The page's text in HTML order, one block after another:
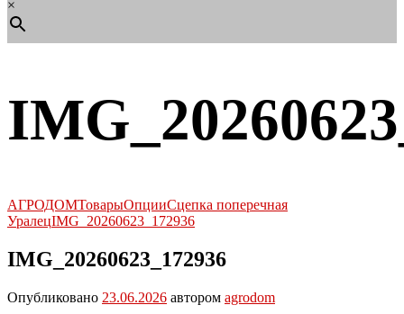
×
АГРОДОМТоварыОпцииСцепка поперечная
УралецIMG_20260623_172936
IMG_20260623_172936
Опубликовано 23.06.2026 автором agrodom